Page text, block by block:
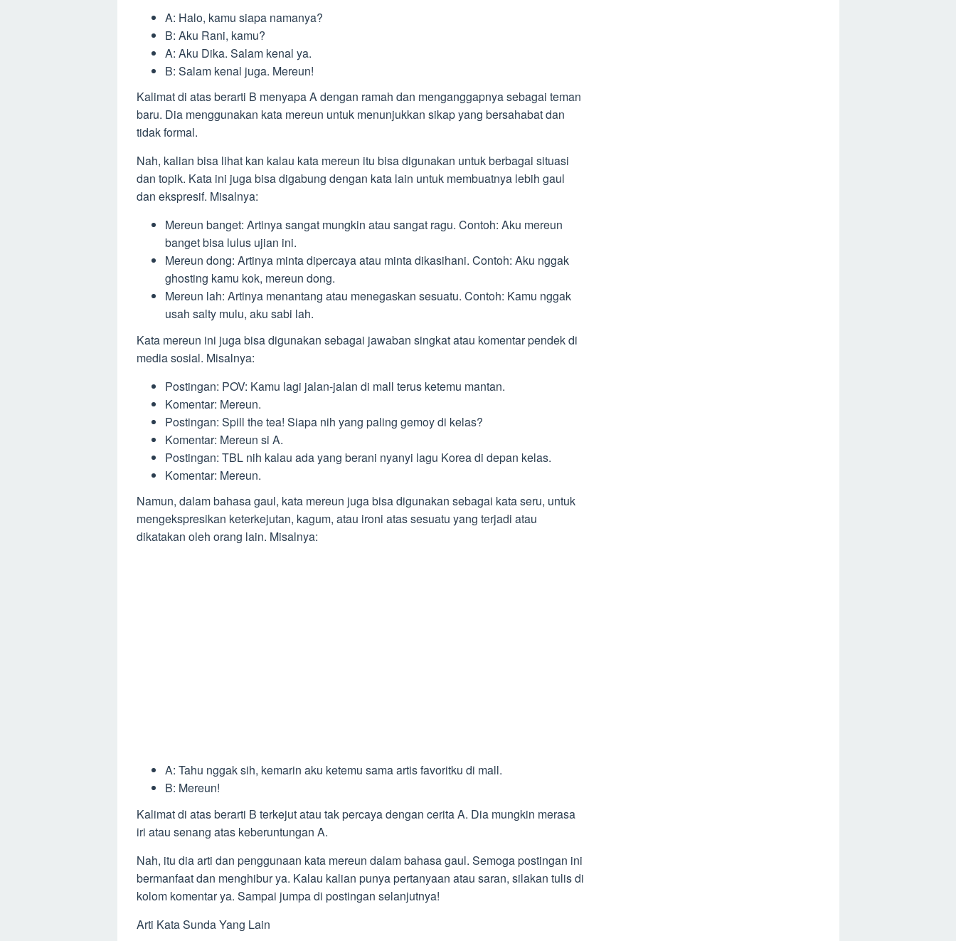
A: Halo, kamu siapa namanya?
B: Aku Rani, kamu?
A: Aku Dika. Salam kenal ya.
B: Salam kenal juga. Mereun!
Kalimat di atas berarti B menyapa A dengan ramah dan menganggapnya sebagai teman
baru. Dia menggunakan kata mereun untuk menunjukkan sikap yang bersahabat dan
tidak formal.
Nah, kalian bisa lihat kan kalau kata mereun itu bisa digunakan untuk berbagai situasi
dan topik. Kata ini juga bisa digabung dengan kata lain untuk membuatnya lebih gaul
dan ekspresif. Misalnya:
Mereun banget: Artinya sangat mungkin atau sangat ragu. Contoh: Aku mereun
banget bisa lulus ujian ini.
Mereun dong: Artinya minta dipercaya atau minta dikasihani. Contoh: Aku nggak
ghosting kamu kok, mereun dong.
Mereun lah: Artinya menantang atau menegaskan sesuatu. Contoh: Kamu nggak
usah salty mulu, aku sabi lah.
Kata mereun ini juga bisa digunakan sebagai jawaban singkat atau komentar pendek di
media sosial. Misalnya:
Postingan: POV: Kamu lagi jalan-jalan di mall terus ketemu mantan.
Komentar: Mereun.
Postingan: Spill the tea! Siapa nih yang paling gemoy di kelas?
Komentar: Mereun si A.
Postingan: TBL nih kalau ada yang berani nyanyi lagu Korea di depan kelas.
Komentar: Mereun.
Namun, dalam bahasa gaul, kata mereun juga bisa digunakan sebagai kata seru, untuk
mengekspresikan keterkejutan, kagum, atau ironi atas sesuatu yang terjadi atau
dikatakan oleh orang lain. Misalnya:
A: Tahu nggak sih, kemarin aku ketemu sama artis favoritku di mall.
B: Mereun!
Kalimat di atas berarti B terkejut atau tak percaya dengan cerita A. Dia mungkin merasa
iri atau senang atas keberuntungan A.
Nah, itu dia arti dan penggunaan kata mereun dalam bahasa gaul. Semoga postingan ini
bermanfaat dan menghibur ya. Kalau kalian punya pertanyaan atau saran, silakan tulis di
kolom komentar ya. Sampai jumpa di postingan selanjutnya!
Arti Kata Sunda Yang Lain